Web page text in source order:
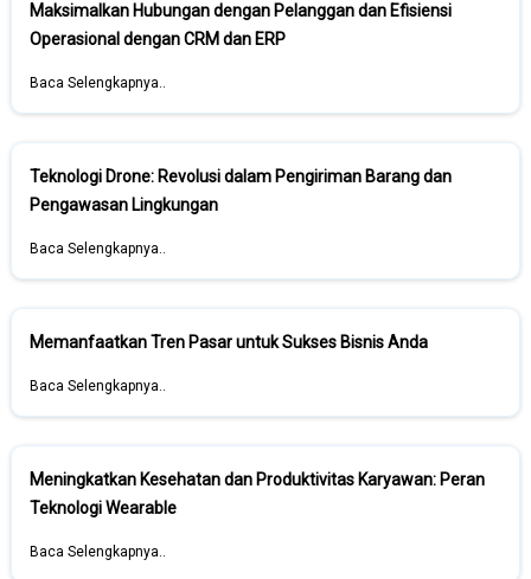
Maksimalkan Hubungan dengan Pelanggan dan Efisiensi
Operasional dengan CRM dan ERP
Baca Selengkapnya..
Teknologi Drone: Revolusi dalam Pengiriman Barang dan
Pengawasan Lingkungan
Baca Selengkapnya..
Memanfaatkan Tren Pasar untuk Sukses Bisnis Anda
Baca Selengkapnya..
Meningkatkan Kesehatan dan Produktivitas Karyawan: Peran
Teknologi Wearable
Baca Selengkapnya..